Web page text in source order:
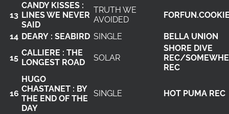
13
CANDY KISSES :
LINES WE NEVER
SAID
TRUTH WE
AVOIDED
14 DEARY : SEABIRD SINGLE BELLA UNION
15
CALLIERE : THE
LONGEST ROAD
SOLAR
SHORE DIVE
REC/
REC
16
HUGO
CHASTANET : BY
THE END OF THE
DAY
SINGLE HOT PUMA REC